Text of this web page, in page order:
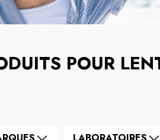
POUR